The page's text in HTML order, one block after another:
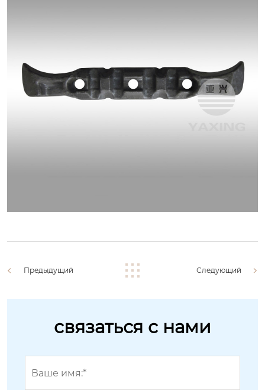
Предыдущий Следующий
связаться с нами